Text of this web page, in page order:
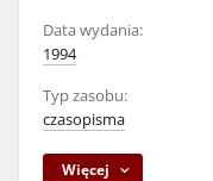
Data wydania:
1994
Typ zasobu:
czasopisma
Więcej